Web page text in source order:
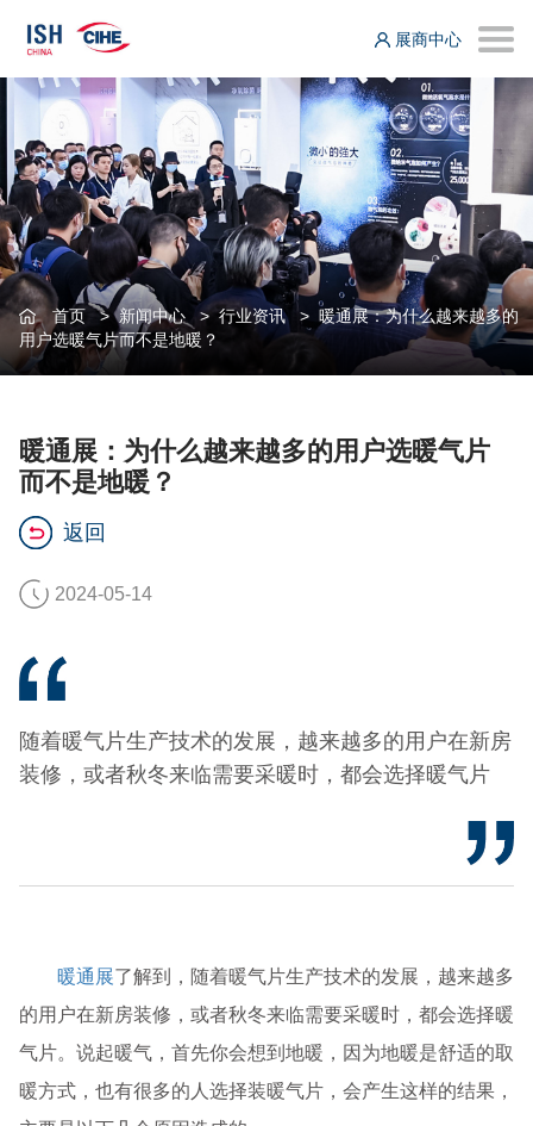
展商中心
首页>新闻中心>行业资讯> 暖通展：为什么越来越多的
用户选暖气片而不是地暖？
暖通展：为什么越来越多的用户选暖气片
而不是地暖？
返回
2024-05-14
随着暖气片生产技术的发展，越来越多的用户在新房
装修，或者秋冬来临需要采暖时，都会选择暖气片
暖通展了解到，随着暖气片生产技术的发展，越来越多
的用户在新房装修，或者秋冬来临需要采暖时，都会选择暖
气片。说起暖气，首先你会想到地暖，因为地暖是舒适的取
暖方式，也有很多的人选择装暖气片，会产生这样的结果，